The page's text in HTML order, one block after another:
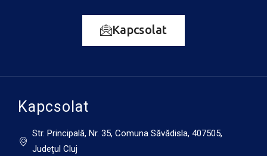
Kapcsolat
Kapcsolat
Str. Principală, Nr. 35, Comuna Săvădisla, 407505,
Județul Cluj